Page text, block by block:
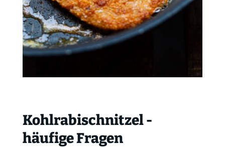
Kohlrabischnitzel -
häufige Fragen